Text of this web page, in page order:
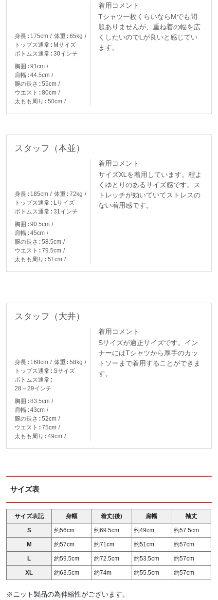
身長 175cm 体重
65kg
トップス通常
Mサイズ
ボトムス通常
30インチ
胸囲
91cm
肩幅
44.5cm
腕の長さ
55cm
ウエスト
80cm
太もも周り
50cm
着用コメント
Tシャツ一枚くらいならMでも問
題ありませんが、重ね着の幅を広
くしたいのでLが良いと感じてい
ます。
スタッフ（本並）
身長 185cm 体重
72kg
トップス通常
Lサイズ
ボトムス通常
31インチ
胸囲
90.5cm
肩幅
45cm
腕の長さ
58.5cm
ウエスト
79.5cm
太もも周り
51cm
着用コメント
サイズXLを着用しています。程よ
くゆとりのあるサイズ感です。ス
トレッチが効いていてストレスの
ない着用感です。
スタッフ（大井）
身長 168cm 体重
58kg
トップス通常
Sサイズ
ボトムス通常
28～29インチ
胸囲
83.5cm
肩幅
43cm
腕の長さ
52cm
ウエスト
75cm
太もも周り
49cm
着用コメント
Sサイズが適正サイズです。イン
ナーにはTシャツから厚手のカッ
トソーまで着用することができま
す。
サイズ表
サイズ表記 身幅 着丈(後) 肩幅 袖丈
S 約56cm 約69.5cm 約49cm 約57.5cm
M 約57cm 約71cm 約51cm 約57cm
L 約59.5cm 約72.5cm 約53.5cm 約57cm
XL 約63.5cm 約74m 約55.5cm 約57cm
※ニット製品の為伸縮性がございます。